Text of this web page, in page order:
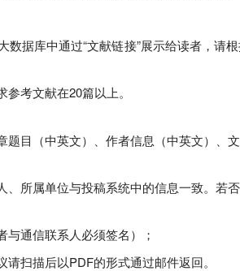
据库中通过“文献链接”展示给读者，请
考文献在20篇以上。
目（中英文）、作者信息（中英文）、
所属单位与投稿系统中的信息一致。若
通信联系人必须签名）；
扫描后以PDF的形式通过邮件返回。